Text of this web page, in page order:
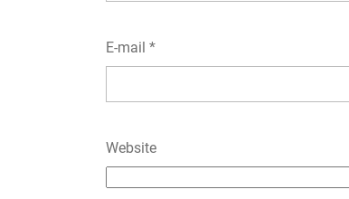
E-mail *
Website